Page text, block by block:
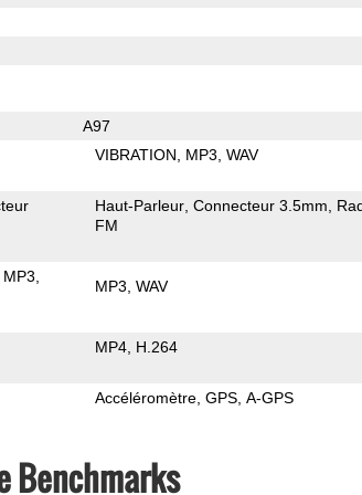
A97
VIBRATION MP3 WAV
Haut-Parleur Connecteur 3.5mm
FM
MP3
MP3 WAV
MP4 H.264
Accéléromètre GPS A-GPS
Benchmarks